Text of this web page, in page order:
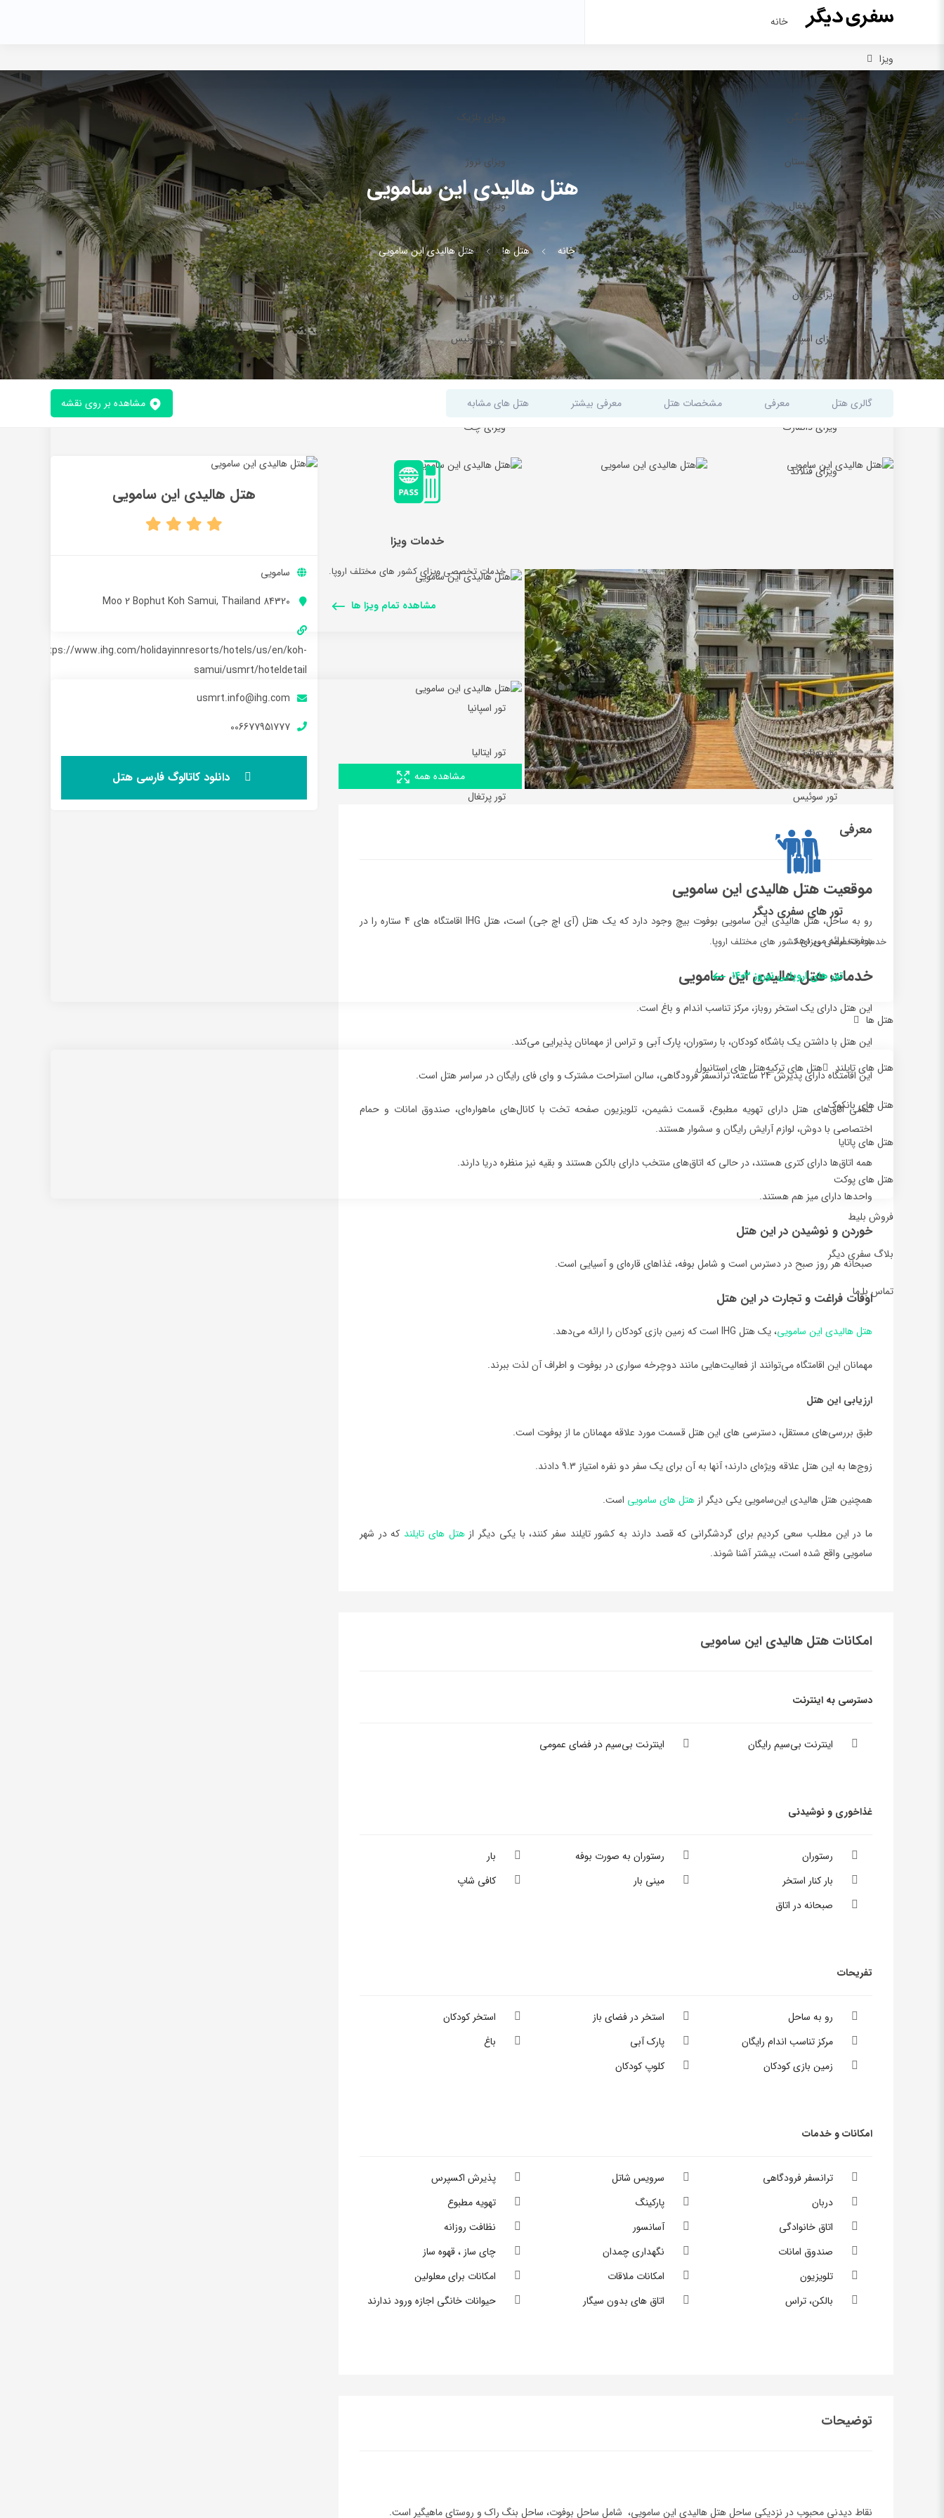
خانه
ویزا
ویزای شینگن ویزای بلژیک
ویزای لهستان ویزای نروژ
ویزای پرتغال ویزای آلمان
ویزای فرانسه ویزای ایتالیا
ویزای یونان ویزای هلند
ویزای اسپانیا ویزای سوئیس
ویزای مجارستان ویزای اتریش
ویزای دانمارک ویزای چک
ویزای فنلاند
خدمات ویزا
خدمات تخصصی ویزای کشور های مختلف اروپا.
مشاهده تمام ویزا ها
تورهای ما
تور فرانسه تور اسپانیا
تور یونان تور ایتالیا
تور سوئیس تور پرتغال
تور های سفری دیگر
خدمات تخصصی ویزای کشور های مختلف اروپا.
تور های اروپایی نوروز ۱۴۰۳
هتل ها
هتل های تایلند
هتل های بانکوک
هتل های پاتایا
هتل های پوکت
هتل های ترکیههتل های استانبول
فروش بلیط
بلاگ سفری دیگر
تماس با ما
خانه هتل ها هتل هالیدی این سامویی
هتل هالیدی این سامویی
گالری هتل معرفی مشخصات هتل معرفی بیشتر هتل های مشابه مشاهده بر روی نقشه
مشاهده همه
معرفی
موقعیت هتل هالیدی این سامویی
رو به ساحل، هتل هالیدی این سامویی بوفوت بیچ وجود دارد که یک هتل (آی اچ جی) است، هتل IHG اقامتگاه های 4 ستاره را در
بوفوت ارائه می دهد.
خدمات هتل هالیدی این سامویی
این هتل دارای یک استخر روباز، مرکز تناسب اندام و باغ است.
این هتل با داشتن یک باشگاه کودکان، با رستوران، پارک آبی و تراس از مهمانان پذیرایی می‌کند.
این اقامتگاه دارای پذیرش 24 ساعته، ترانسفر فرودگاهی، سالن استراحت مشترک و وای فای رایگان در سراسر هتل است.
تمامی اتاق‌های هتل دارای تهویه مطبوع، قسمت نشیمن، تلویزیون صفحه تخت با کانال‌های ماهواره‌ای، صندوق امانات و حمام
اختصاصی با دوش، لوازم آرایش رایگان و سشوار هستند.
همه اتاق‌ها دارای کتری هستند، در حالی که اتاق‌های منتخب دارای بالکن هستند و بقیه نیز منظره دریا دارند.
واحدها دارای میز هم هستند.
خوردن و نوشیدن در این هتل
صبحانه هر روز صبح در دسترس است و شامل بوفه، غذاهای قاره‌ای و آسیایی است.
اوقات فراغت و تجارت در این هتل
هتل هالیدی این سامویی، یک هتل IHG است که زمین بازی کودکان را ارائه می‌دهد.
مهمانان این اقامتگاه می‌توانند از فعالیت‌هایی مانند دوچرخه سواری در بوفوت و اطراف آن لذت ببرند.
ارزیابی این هتل
طبق بررسی‌های مستقل، دسترسی های این هتل قسمت مورد علاقه مهمانان ما از بوفوت است.
زوج‌ها به این هتل علاقه ویژه‌ای دارند؛ آنها به آن برای یک سفر دو نفره امتیاز 9.3 دادند.
همچنين هتل هالیدی این‌سامویی يکي ديگر از هتل هاي سامویی است.
ما در اين مطلب سعي کرديم براي گردشگراني که قصد دارند به کشور تایلند سفر کنند، با يکي ديگر ازهتل هاي تایلند که در شهر
سامویی واقع شده است، بيشتر آشنا شوند.
امکانات هتل هالیدی این سامویی
دسترسی به اینترنت
اینترنت بی‌سیم رایگان اینترنت بی‌سیم در فضای عمومی
غذاخوری و نوشیدنی
رستوران رستوران به صورت بوفه
بار
بار کنار استخر
مینی بار
کافی شاپ
صبحانه در اتاق
تفریحات
رو به ساحل استخر در فضای باز
استخر کودکان
مرکز تناسب اندام رایگان
پارک آبی
باغ
زمین بازی کودکان
کلوپ کودکان
امکانات و خدمات
ترانسفر فرودگاهی سرویس شاتل
پذیرش اکسپرس
دربان
پارکینگ
تهویه مطبوع
اتاق خانوادگی
آسانسور
نظافت روزانه
صندوق امانات
نگهداری چمدان
چای ساز ، قهوه ساز
تلویزیون
امکانات ملاقات
امکانات برای معلولین
بالکن، تراس
اتاق های بدون سیگار حیوانات خانگی اجازه ورود ندارند
توضیحات
نقاط دیدنی محبوب در نزدیکی ساحل هتل هالیدی این سامویی، شامل ساحل بوفوت، ساحل بنگ راک و روستای ماهیگیر است.
هتل هالیدی این سامویی
سامویی
Moo 2 Bophut Koh Samui, Thailand 84320
https://www.ihg.com/holidayinnresorts/hotels/us/en/koh-
samui/usmrt/hoteldetail
usmrt.info@ihg.com
006677951777
دانلود کاتالوگ فارسی هتل